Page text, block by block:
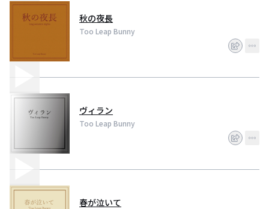
秋の夜長
Too Leap Bunny
ヴィラン
Too Leap Bunny
春が泣いて